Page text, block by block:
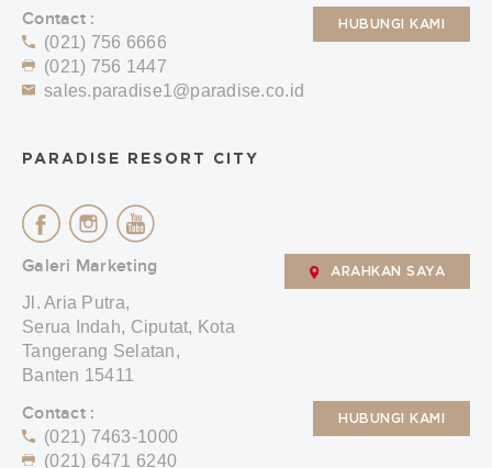
Contact :
(021) 756 6666
(021) 756 1447
sales.paradise1@paradise.co.id
HUBUNGI KAMI
PARADISE RESORT CITY
Galeri Marketing
Jl. Aria Putra,
Serua Indah, Ciputat, Kota
Tangerang Selatan,
Banten 15411
ARAHKAN SAYA
Contact :
(021) 7463-1000
(021) 6471 6240
HUBUNGI KAMI